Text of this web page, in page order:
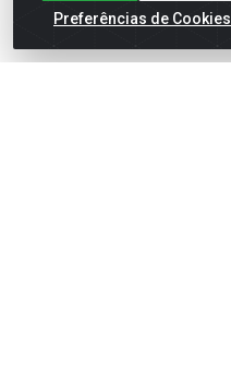
Preferências de Cookies